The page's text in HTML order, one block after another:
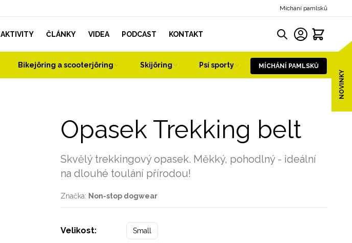
Míchání pamlsků
NOVINKY
AKTIVITY ČLÁNKY VIDEA PODCAST KONTAKT
Bikejöring a scooterjöring Skijöring Psí sporty MÍCHÁNÍ PAMLSKŮ
Opasek Trekking belt
Skvělý trekkingový opasek. Měkký, pohodlný - ideální
na dlouhé toulání přírodou!
Značka: Non-stop dogwear
Velikost: Small